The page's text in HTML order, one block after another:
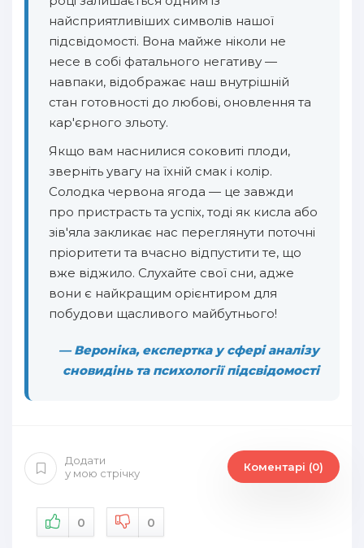
найсприятливіших символів нашої
підсвідомості. Вона майже ніколи не
несе в собі фатального негативу —
навпаки, відображає наш внутрішній
стан готовності до любові, оновлення та
кар'єрного зльоту.
Якщо вам наснилися соковиті плоди,
зверніть увагу на їхній смак і колір.
Солодка червона ягода — це завжди
про пристрасть та успіх, тоді як кисла або
зів'яла закликає нас переглянути поточні
пріоритети та вчасно відпустити те, що
вже віджило. Слухайте свої сни, адже
вони є найкращим орієнтиром для
побудови щасливого майбутнього!
— Вероніка, експертка у сфері аналізу
сновидінь та психології підсвідомості
Додати
у мою стрічку
Коментарі (0)
0 0